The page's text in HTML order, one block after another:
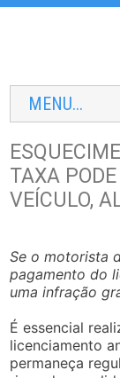
MENU...
TAXA
VEÍCULO,
Se o motorista
pagamento do
uma infração
É essencial
licenciamento
permaneça